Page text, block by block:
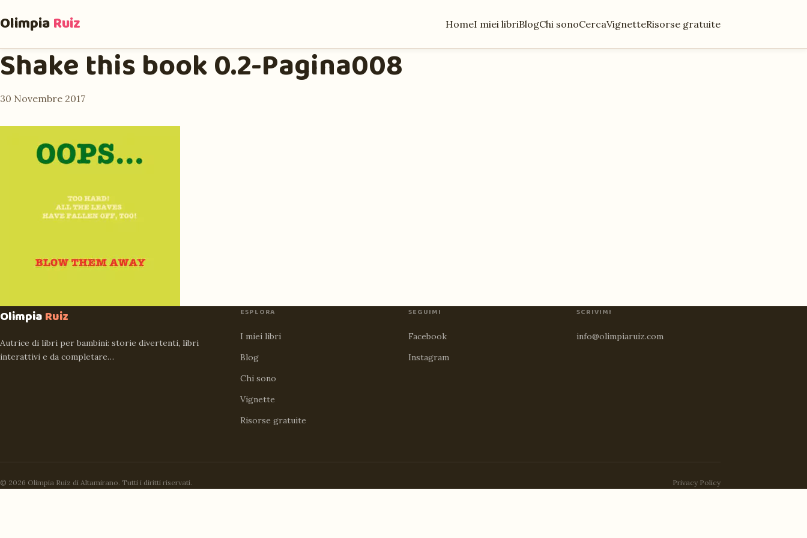
OlimpiaRuiz HomeI miei libriBlogChi sonoCercaVignetteRisorse gratuite
Shake this book 0.2-Pagina008
30 Novembre 2017
OlimpiaRuiz
Autrice di libri per bambini: storie divertenti, libri
interattivi e da completare…
ESPLORA
I miei libri
Blog
Chi sono
Vignette
Risorse gratuite
SEGUIMI
Facebook
Instagram
SCRIVIMI
info@olimpiaruiz.com
© 2026 Olimpia Ruiz di Altamirano. Tutti i diritti riservati. Privacy Policy